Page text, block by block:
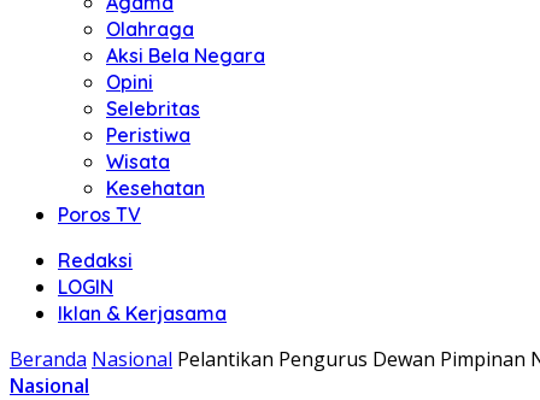
Olahraga
Aksi Bela Negara
Opini
Selebritas
Peristiwa
Wisata
Kesehatan
Poros TV
Redaksi
LOGIN
Iklan & Kerjasama
Beranda Nasional Pelantikan Pengurus Dewan Pimpinan
Nasional